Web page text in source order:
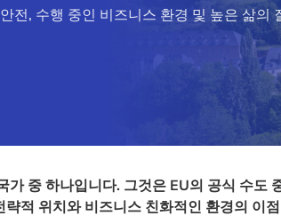
전, 수행 중인 비즈니스 환경 및 높은 삶의
중 하나입니다. 그것은 EU의 공식 수도
적 위치와 비즈니스 친화적인 환경의 이